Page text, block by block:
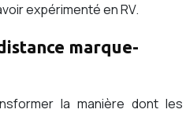
expérimenté en RV.
marque-
la manière dont les